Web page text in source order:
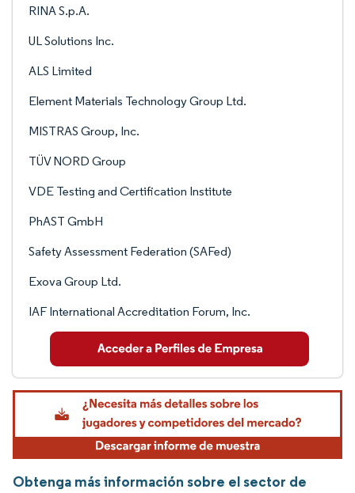
RINA S.p.A.
UL Solutions Inc.
ALS Limited
Element Materials Technology Group Ltd.
MISTRAS Group, Inc.
TÜV NORD Group
VDE Testing and Certification Institute
PhAST GmbH
Safety Assessment Federation (SAFed)
Exova Group Ltd.
IAF International Accreditation Forum, Inc.
Obtenga más información sobre el sector de